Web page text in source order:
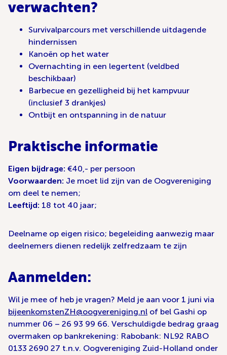
verwachten?
Survivalparcours met verschillende uitdagende
hindernissen
Kanoën op het water
Overnachting in een legertent (veldbed
beschikbaar)
Barbecue en gezelligheid bij het kampvuur
(inclusief 3 drankjes)
Ontbijt en ontspanning in de natuur
Praktische informatie
Eigen bijdrage: €40,- per persoon
Voorwaarden: Je moet lid zijn van de Oogvereniging
om deel te nemen;
Leeftijd: 18 tot 40 jaar;
Deelname op eigen risico; begeleiding aanwezig maar
deelnemers dienen redelijk zelfredzaam te zijn
Aanmelden:
Wil je mee of heb je vragen? Meld je aan voor 1 juni via
bijeenkomstenZH@oogvereniging.nl of bel Gashi op
nummer 06 – 26 93 99 66. Verschuldigde bedrag graag
overmaken op bankrekening: Rabobank: NL92 RABO
0133 2690 27 t.n.v. Oogvereniging Zuid-Holland onder